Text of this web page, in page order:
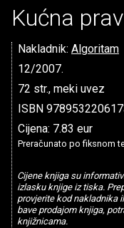
Kućna
Nakladnik: Algoritam
12/2007.
72 str., meki uvez
ISBN
Cijena: 7.83 eur
Preračunato po fiksnom
Cijene knjiga su
izlasku knjige iz tiska.
provjerite kod nakladnika
bave prodajom knjiga,
knjižnicama.